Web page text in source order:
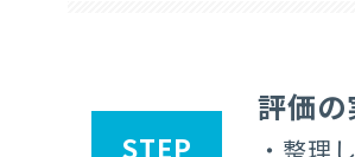
STEP
評価の
・整理